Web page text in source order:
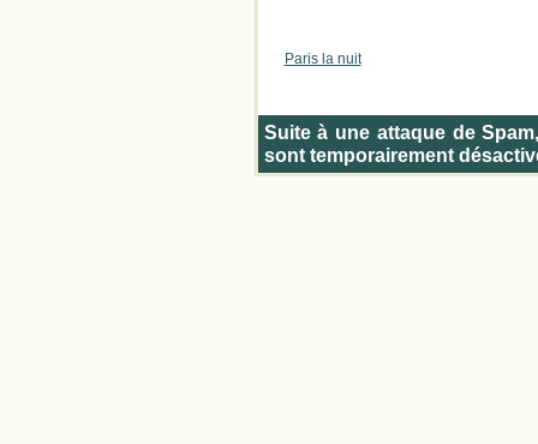
Paris la nuit
Suite à une attaque de
sont temporairement